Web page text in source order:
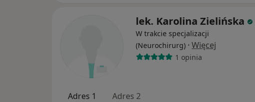
lek. Karolina Zielińska
W trakcie specjalizacji
(Neurochirurg) · Więcej
1 opinia
Adres 1 Adres 2